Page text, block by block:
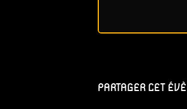
PARTAGER CET